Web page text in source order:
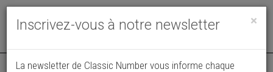
Toggle
×
Inscrivez-vous à notre newsletter
La newsletter de Classic Number vous informe chaque